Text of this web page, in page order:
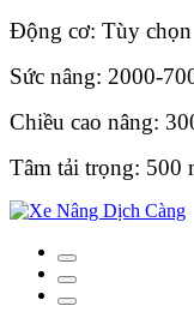
Động cơ: Tùy chọn
Sức nâng: 2000-
Chiều cao nâng:
Tâm tải trọng: 500